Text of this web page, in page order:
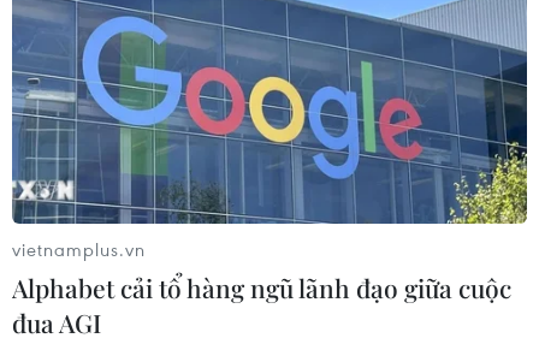
Đồng Nai: Phối hợp xử lý thiết bị UAV hoạt
động không phép, uy hiếp an toàn bay
20/03/2025 09:24
Trong các năm 2022 và 2023, các tổ chức máy bay dân
dụng phát hiện nhiều trường hợp phương tiện bay
không người lái (drone), UAV, đặc biệt là việc chiếu đèn
laser có nguy cơ gây mất an toàn bay dân dụng.
vietnamplus.vn
Alphabet cải tổ hàng ngũ lãnh đạo giữa cuộc
đua AGI